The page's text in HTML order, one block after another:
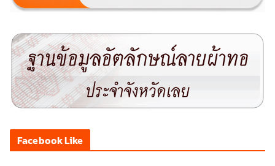
Facebook Like